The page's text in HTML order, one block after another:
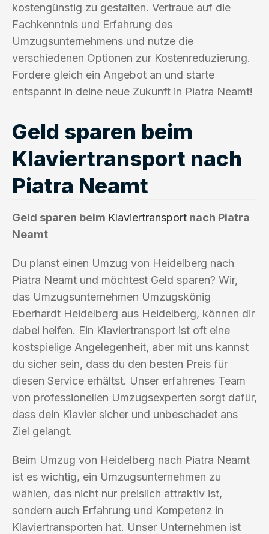
kostengünstig zu gestalten. Vertraue auf die
Fachkenntnis und Erfahrung des
Umzugsunternehmens und nutze die
verschiedenen Optionen zur Kostenreduzierung.
Fordere gleich ein Angebot an und starte
entspannt in deine neue Zukunft in Piatra Neamt!
Geld sparen beim
Klaviertransport nach
Piatra Neamt
Geld sparen beim Klaviertransport nach Piatra
Neamt
Du planst einen Umzug von Heidelberg nach
Piatra Neamt und möchtest Geld sparen? Wir,
das Umzugsunternehmen Umzugskönig
Eberhardt Heidelberg aus Heidelberg, können dir
dabei helfen. Ein Klaviertransport ist oft eine
kostspielige Angelegenheit, aber mit uns kannst
du sicher sein, dass du den besten Preis für
diesen Service erhältst. Unser erfahrenes Team
von professionellen Umzugsexperten sorgt dafür,
dass dein Klavier sicher und unbeschadet ans
Ziel gelangt.
Beim Umzug von Heidelberg nach Piatra Neamt
ist es wichtig, ein Umzugsunternehmen zu
wählen, das nicht nur preislich attraktiv ist,
sondern auch Erfahrung und Kompetenz in
Klaviertransporten hat. Unser Unternehmen ist